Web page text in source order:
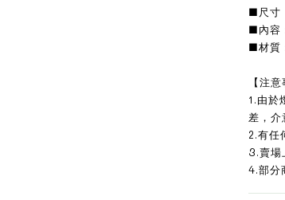
■尺寸
■內容
■材質
【注意
1.由於
差，介
2.有任
3.賣場
4.部分